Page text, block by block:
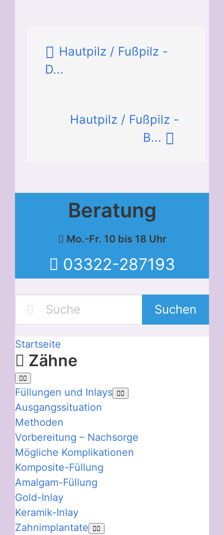
Hautpilz / Fußpilz -
D...
Hautpilz / Fußpilz -
B...
Beratung
Mo.-Fr. 10 bis 18 Uhr
03322-287193
Suchen
Startseite
Zähne
Füllungen und Inlays
Ausgangssituation
Methoden
Vorbereitung – Nachsorge
Mögliche Komplikationen
Komposite-Füllung
Amalgam-Füllung
Gold-Inlay
Keramik-Inlay
Zahnimplantate